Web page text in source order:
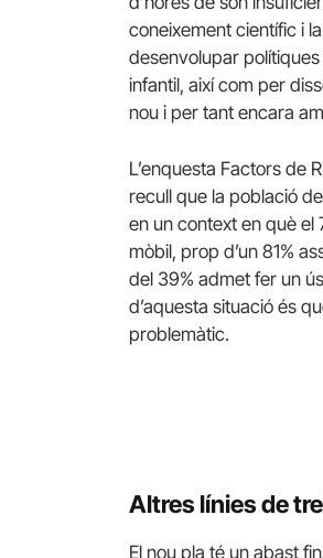
coneixement científic i
desenvolupar
infantil, així com per
nou i per tant encara
L’enquesta Factors de
recull que la població
en un context en què el
mòbil, prop d’un 81%
del 39% admet fer un
d’aquesta situació és
problemàtic.
Altres línies de
El nou pla té un abast